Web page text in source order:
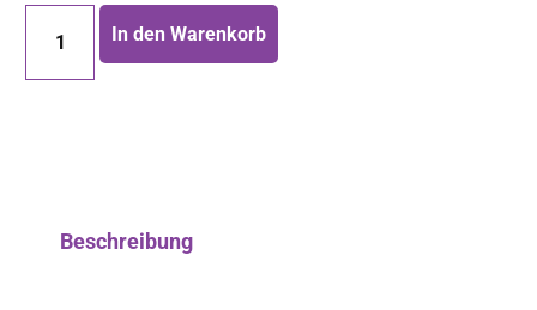
In den Warenkorb
Beschreibung